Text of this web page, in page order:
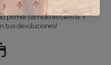
primer cambio es GRATIS. Y
tus devoluciones!